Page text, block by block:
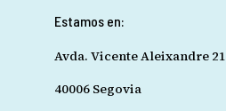
Estamos en:
Avda. Vicente Aleixandre 21
40006 Segovia